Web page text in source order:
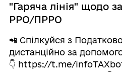
"Гаряча лінія" щодо
РРО/ПРРО
📲 Спілкуйся з
дистанційно за
👇 https://t.me/